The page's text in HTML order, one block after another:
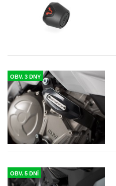
OBV. 3 DNY
OBV. 5 DNÍ